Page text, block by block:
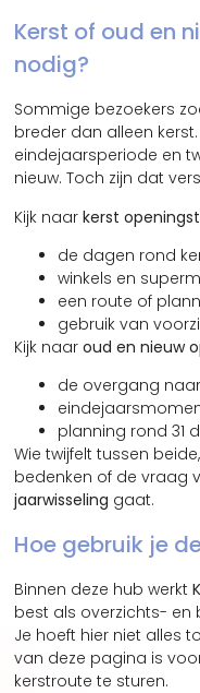
Kerst of oud en
nodig?
Sommige bezoekers
breder dan alleen
eindejaarsperiode en
nieuw. Toch zijn dat
Kijk naarkerst
de dagen rond
winkels en
een route of
gebruik van
Kijk naaroud en nieuw
de overgang
planning rond 31
Wie twijfelt tussen
bedenken of de vraag
jaarwisseling gaat.
Hoe gebruik je
Binnen deze hub werkt
best als overzichts-
Je hoeft hier niet alles
van deze pagina is
kerstroute te sturen.